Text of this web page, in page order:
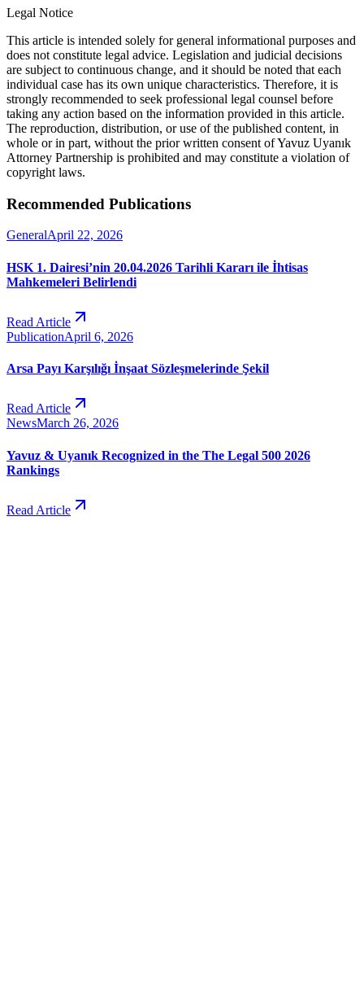
Legal Notice
This article is intended solely for general informational purposes and
does not constitute legal advice. Legislation and judicial decisions
are subject to continuous change, and it should be noted that each
individual case has its own unique characteristics. Therefore, it is
strongly recommended to seek professional legal counsel before
taking any action based on the information provided in this article.
The reproduction, distribution, or use of the published content, in
whole or in part, without the prior written consent of Yavuz Uyanık
Attorney Partnership is prohibited and may constitute a violation of
copyright laws.
Recommended Publications
GeneralApril 22, 2026
HSK 1. Dairesi’nin 20.04.2026 Tarihli Kararı ile İhtisas
Mahkemeleri Belirlendi
Read Article
PublicationApril 6, 2026
Arsa Payı Karşılığı İnşaat Sözleşmelerinde Şekil
Read Article
NewsMarch 26, 2026
Yavuz & Uyanık Recognized in the The Legal 500 2026
Rankings
Read Article